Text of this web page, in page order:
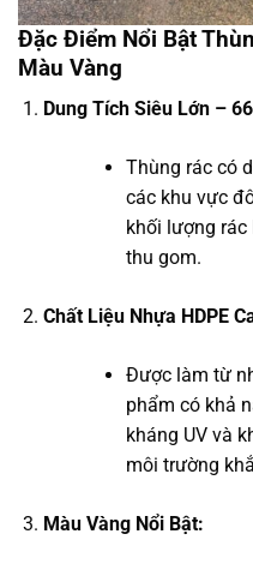
Đặc Điểm Nổi Bật
Màu Vàng
Dung Tích Siêu Lớn –
Thùng rác có
các khu vực
khối lượng
thu gom.
Chất Liệu Nhựa HDPE
Được làm từ
phẩm có khả
kháng UV và
môi trường
Màu Vàng Nổi Bật: